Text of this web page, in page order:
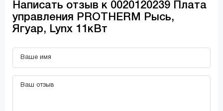
Написать отзыв к 0020120239 Плата
управления PROTHERM Рысь,
Ягуар, Lynx 11кВт